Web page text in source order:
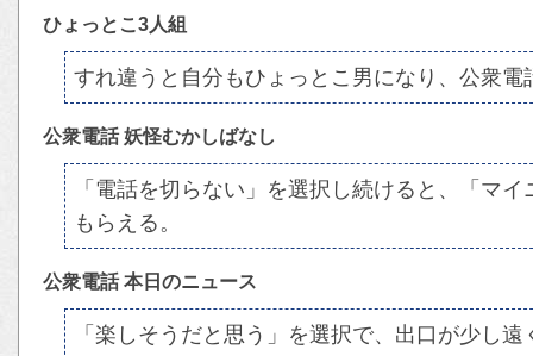
ひょっとこ3人組
すれ違うと自分もひょっとこ男になり、公衆
公衆電話 妖怪むかしばなし
「電話を切らない」を選択し続けると、「マ
もらえる。
公衆電話 本日のニュース
「楽しそうだと思う」を選択で、出口が少し遠